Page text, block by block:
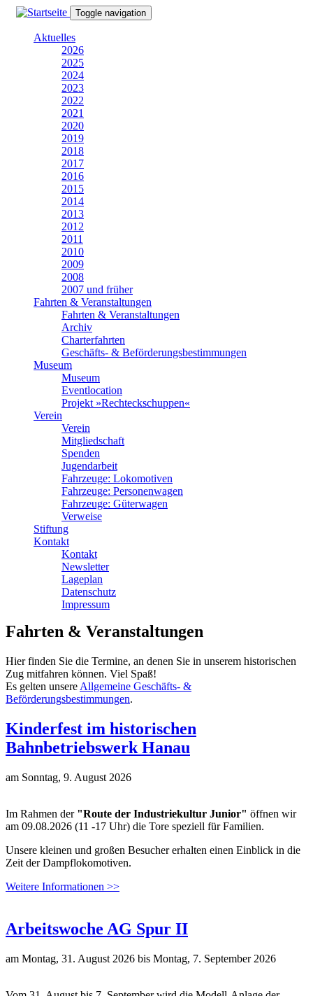
Direkt
Toggle navigation
Aktuelles
2026
2025
2024
2023
2022
2021
2020
2019
2018
2017
2016
2015
2014
2013
2012
2011
2010
2009
2008
2007 und früher
Fahrten & Veranstaltungen
Fahrten & Veranstaltungen
Archiv
Charterfahrten
Geschäfts- & Beförderungsbestimmungen
Museum
Museum
Eventlocation
Projekt »Rechteckschuppen«
Verein
Verein
Mitgliedschaft
Spenden
Jugendarbeit
Fahrzeuge: Lokomotiven
Fahrzeuge: Personenwagen
Fahrzeuge: Güterwagen
Verweise
Stiftung
Kontakt
Kontakt
Newsletter
Lageplan
Datenschutz
Impressum
Fahrten & Veranstaltungen
Hier finden Sie die Termine, an denen Sie in unserem historischen
Zug mitfahren können. Viel Spaß!
Es gelten unsere Allgemeine Geschäfts- &
Beförderungsbestimmungen.
Kinderfest im historischen
Bahnbetriebswerk Hanau
am Sonntag, 9. August 2026
Im Rahmen der "Route der Industriekultur Junior" öffnen wir
am 09.08.2026 (11 -17 Uhr) die Tore speziell für Familien.
Unsere kleinen und großen Besucher erhalten einen Einblick in die
Zeit der Dampflokomotiven.
Weitere Informationen >>
Arbeitswoche AG Spur II
am Montag, 31. August 2026 bis Montag, 7. September 2026